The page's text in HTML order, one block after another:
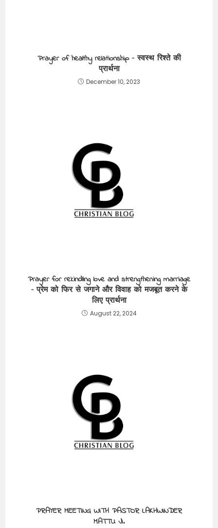
Prayer of healthy relationship – स्वस्थ रिश्ते की
प्रार्थना
December 10, 2023
Prayer for rekindling love and strengthening marriage
– प्रेम को फिर से जगाने और विवाह को मजबूत करने के
लिए प्रार्थना
August 22, 2024
PRAYER MEETING WITH PASTOR LAKHWINDER
MATTU JI.